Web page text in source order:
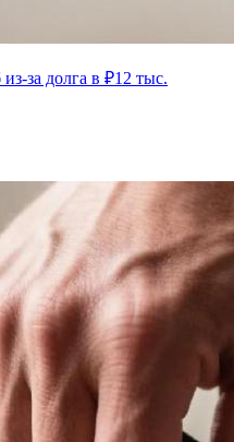
за долга в ₽12 тыс.